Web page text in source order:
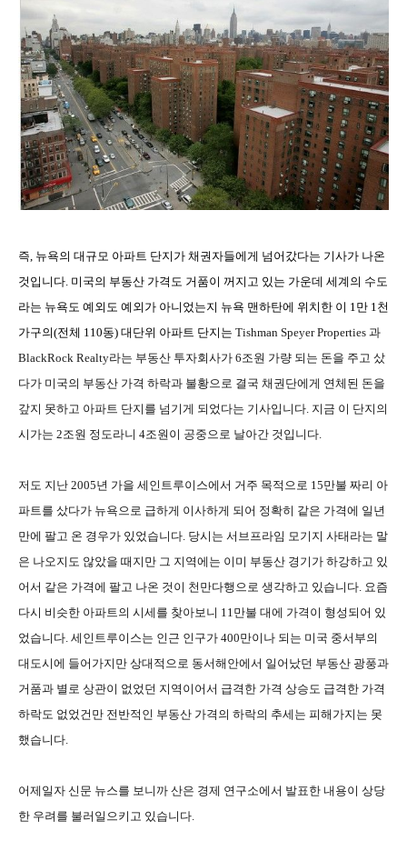
즉 뉴욕의 대규모 아파트 단지가 채권자들에게 넘어갔다는 기사가 나온
것입니다 미국의 부동산 가격도 거품이 꺼지고 있는 가운데 세계의 수도
라는 뉴욕도 예외도 예외가 아니었는지 뉴욕 맨하탄에 위치한 이 1 만 1 천
가구의(전체 110동) 대단위 아파트 단지는 Tishman Speyer Properties 과
BlackRock Realty라는 부동산 투자회사가 6조원 가량 되는 돈을 주고 샀
다가 미국의 부동산 가격 하락과 불황으로 결국 채권단에게 연체된 돈을
갚지 못하고 아파트 단지를 넘기게 되었다는 기사입니다 지금 이 단지의
시가는 2조원 정도라니 4조원이 공중으로 날아간 것입니다
저도 지난 2005년 가을 세인트루이스에서 거주 목적으로 15만불 짜리 아
파트를 샀다가 뉴욕으로 급하게 이사하게 되어 정확히 같은 가격에 일년
만에 팔고 온 경우가 있었습니다 당시는 서브프라임 모기지 사태라는 말
은 나오지도 않았을 때지만 그 지역에는 이미 부동산 경기가 하강하고 있
어서 같은 가격에 팔고 나온 것이 천만다행으로 생각하고 있습니다 요즘
다시 비슷한 아파트의 시세를 찾아보니 11 만불 대에 가격이 형성되어 있
었습니다 세인트루이스는 인근 인구가 400만이나 되는 미국 중서부의
대도시에 들어가지만 상대적으로 동서해안에서 일어났던 부동산 광풍과
거품과 별로 상관이 없었던 지역이어서 급격한 가격 상승도 급격한 가격
하락도 없었건만 전반적인 부동산 가격의 하락의 추세는 피해가지는 못
했습니다
어제일자 신문 뉴스를 보니까 산은 경제 연구소에서 발표한 내용이 상당
한 우려를 불러일으키고 있습니다